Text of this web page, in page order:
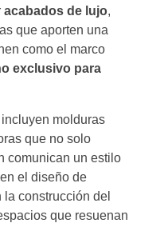
acabados de lujo,
que aporten una
como el marco
exclusivo para
molduras
que no solo
comunican un estilo
el diseño de
construcción del
que resuenan